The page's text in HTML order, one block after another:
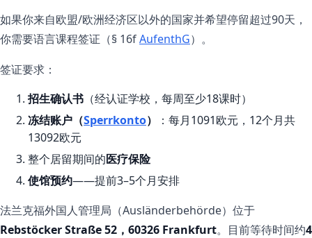
如果你来自欧盟/欧洲经济区以外的国家并希望停留超过90天，
你需要语言课程签证（§ 16fAufenthG）。
签证要求：
招生确认书 （经认证学校，每周至少18课时）
冻结账户（Sperrkonto）
：每月1091欧元，12个月共
13092欧元
整个居留期间的医疗保险
使馆预约——提前3–5个月安排
法兰克福外国人管理局（Ausländerbehörde）位于
Rebstöcker Straße 52，60326 Frankfurt。目前等待时间约4